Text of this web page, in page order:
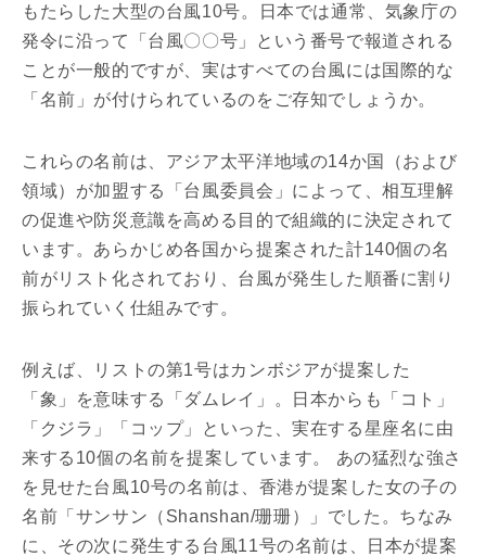
もたらした大型の台風10号。日本では通常、気象庁の
発令に沿って「台風〇〇号」という番号で報道される
ことが一般的ですが、実はすべての台風には国際的な
「名前」が付けられているのをご存知でしょうか。
これらの名前は、アジア太平洋地域の14か国（および
領域）が加盟する「台風委員会」によって、相互理解
の促進や防災意識を高める目的で組織的に決定されて
います。あらかじめ各国から提案された計140個の名
前がリスト化されており、台風が発生した順番に割り
振られていく仕組みです。
例えば、リストの第1号はカンボジアが提案した
「象」を意味する「ダムレイ」。日本からも「コト」
「クジラ」「コップ」といった、実在する星座名に由
来する10個の名前を提案しています。 あの猛烈な強さ
を見せた台風10号の名前は、香港が提案した女の子の
名前「サンサン（Shanshan/珊珊）」でした。ちなみ
に、その次に発生する台風11号の名前は、日本が提案